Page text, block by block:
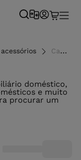
Carregadores - Conforama
doméstico,
e muito
procurar um